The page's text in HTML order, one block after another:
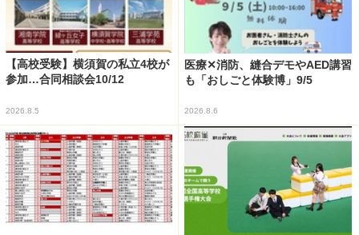
【高校受験】横須賀の私立4校が
参加…合同相談会10/12
2026.8.5
医療✕消防、縫合デモやAED講習
も「おしごと体験博」9/5
2026.8.6